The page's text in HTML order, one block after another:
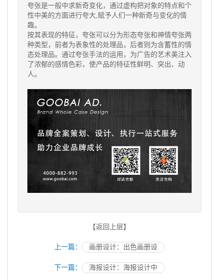
夸张是一般中求新奇变化，通过虚构把对象的特点和个
性中美的方面进行夸大,赋予人们一种新奇与变化的情
趣。
按其表现的特征，夸张可以分为形态夸张和神情夸张两
种类型，前者为表象性的处理品，后者则为含蓄性的情
态处理品。通过夸张手法的运用，为广告的艺术美注入
了浓郁的感情色彩，使产品的特征性鲜明、突出、动
人。
【返回上层】
上一篇： 画册设计：出色画册设
下一篇： 海报设计：海报设计中